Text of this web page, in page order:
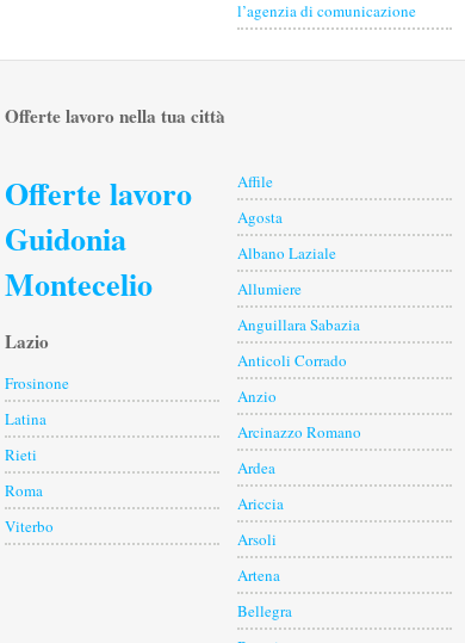
l’agenzia di comunicazione
Offerte lavoro nella tua città
Offerte lavoro
Guidonia
Montecelio
Lazio
Frosinone
Latina
Rieti
Roma
Viterbo
Affile
Agosta
Albano Laziale
Allumiere
Anguillara Sabazia
Anticoli Corrado
Anzio
Arcinazzo Romano
Ardea
Ariccia
Arsoli
Artena
Bellegra